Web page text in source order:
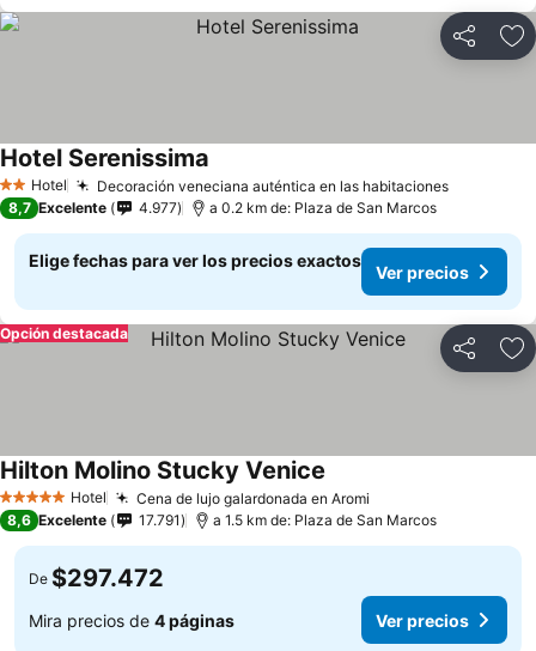
Compartir
2 Estrellas
Hotel Decoración veneciana auténtica en las habitaciones
Hotel Serenissima
8,7 Excelente 4.977 a 0.2 km de: Plaza de San Marcos
Elige fechas para ver los precios exactos
Ver precios
Compartir
Opción destacada
5 Estrellas Hotel Cena de lujo galardonada en Aromi
Hilton Molino Stucky Venice
8,6 Excelente 17.791 a 1.5 km de: Plaza de San Marcos
De $297.472
Mira precios de 4 páginas Ver precios